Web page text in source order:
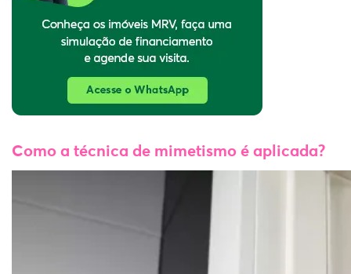
Como a técnica de mimetismo é aplicada?